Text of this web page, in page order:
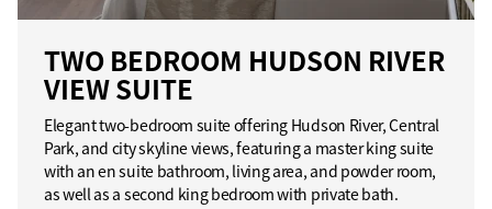
TWO BEDROOM HUDSON RIVER
VIEW SUITE
Elegant two-bedroom suite offering Hudson River, Central
Park, and city skyline views, featuring a master king suite
with an en suite bathroom, living area, and powder room,
as well as a second king bedroom with private bath.